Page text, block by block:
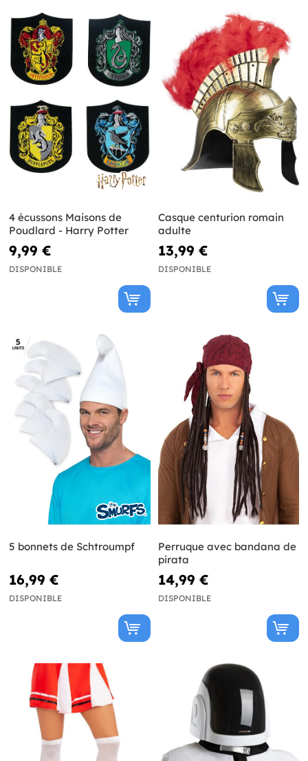
4 écussons Maisons de
Poudlard - Harry Potter
9,99 €
DISPONIBLE
Casque centurion romain
adulte
13,99 €
DISPONIBLE
5 bonnets de Schtroumpf
16,99 €
DISPONIBLE
Perruque avec bandana de
pirata
14,99 €
DISPONIBLE